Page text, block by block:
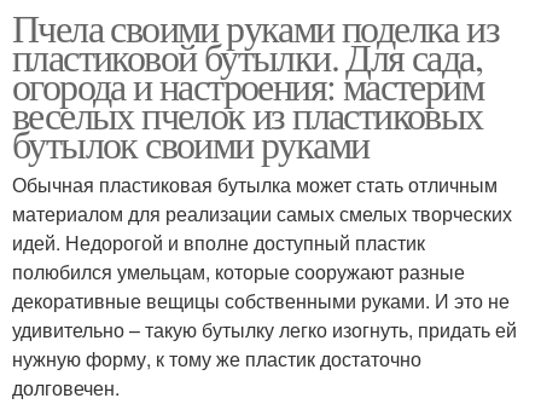
Пчела своими руками поделка из
пластиковой бутылки. Для сада,
огорода и настроения: мастерим
веселых пчелок из пластиковых
бутылок своими руками
Обычная пластиковая бутылка может стать отличным
материалом для реализации самых смелых творческих
идей. Недорогой и вполне доступный пластик
полюбился умельцам, которые сооружают разные
декоративные вещицы собственными руками. И это не
удивительно – такую бутылку легко изогнуть, придать ей
нужную форму, к тому же пластик достаточно
долговечен.